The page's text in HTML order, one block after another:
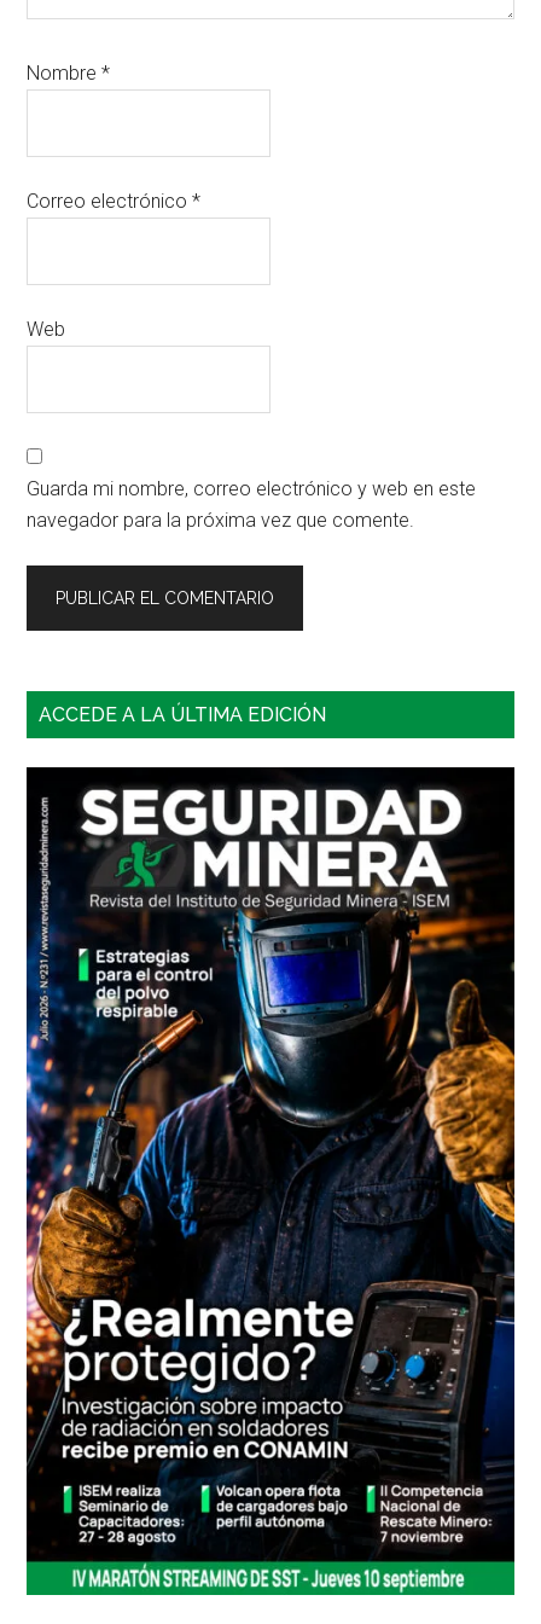
Nombre*
Correo electrónico*
Web
Guarda mi nombre, correo electrónico y web en este
navegador para la próxima vez que comente.
Barra
principal
ACCEDE A LA ÚLTIMA EDICIÓN